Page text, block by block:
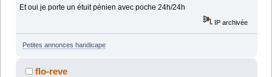
Et oui je porte un étuit pénien avec poche 24h/24h
IP archivée
Petites annonces handicape
flo-reve